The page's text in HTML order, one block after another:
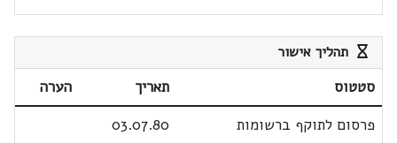
תהליך אישור
סטטוס תאריך
הערה
פרסום לתוקף ברשומות
03.07.80